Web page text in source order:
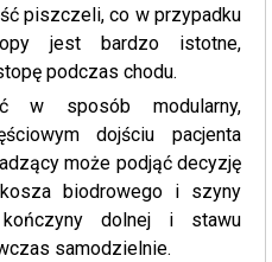
piszczeli, co w przypadku
jest bardzo istotne,
podczas chodu.
w sposób modularny,
dojściu pacjenta
może podjąć decyzję
biodrowego i szyny
kończyny dolnej i stawu
samodzielnie.